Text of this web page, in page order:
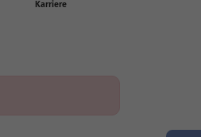
Karriere